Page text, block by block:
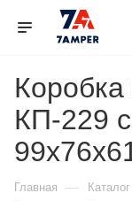
Коробка
КП-229
Главная — Каталог